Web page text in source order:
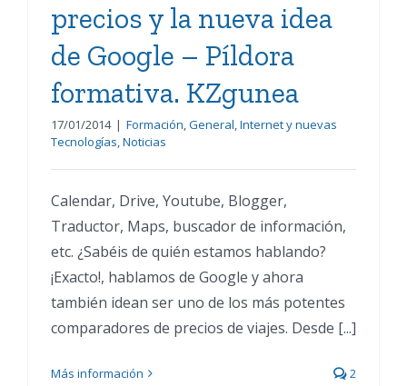
precios y la nueva idea
de Google – Píldora
formativa. KZgunea
17/01/2014 | Formación,General,Internet y nuevas
Tecnologías,Noticias
Calendar, Drive, Youtube, Blogger,
Traductor, Maps, buscador de información,
etc. ¿Sabéis de quién estamos hablando?
¡Exacto!, hablamos de Google y ahora
también idean ser uno de los más potentes
comparadores de precios de viajes. Desde [...]
Más información 2